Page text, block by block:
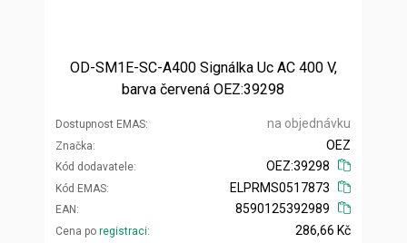
OD-SM1E-SC-A400 Signálka Uc AC 400 V,
barva červená OEZ:39298
Dostupnost EMAS na objednávku
Značka
Kód dodavatele
OEZ
OEZ:39298
Kód EMAS
EAN
ELPRMS0517873
8590125392989
Cena po registraci
286,66 Kč